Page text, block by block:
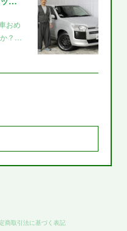
おめ
？…
商取引法に基づく表記